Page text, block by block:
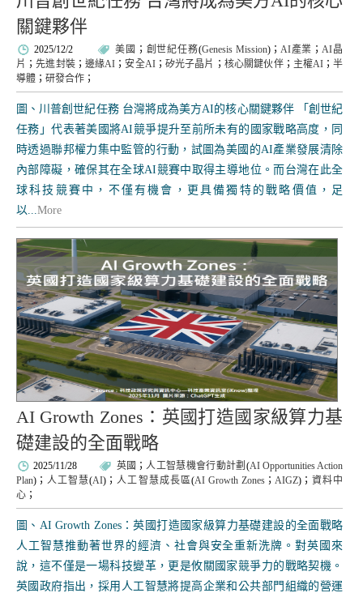
關鍵夥伴
2025/12/2 美國 ； 創世紀任務(Genesis Mission)； AI產業 ；AI晶
片 ；先進封裝； 邊緣AI ；安全AI； 矽光子晶片 ； 核心關鍵伙伴； 主權AI ；半
導體 ； 研發合作 ；
圖、川普創世紀任務 台灣將成為美方AI的核心關鍵夥伴 「創世紀
任務」代表著美國將AI競爭提升至前所未有的國家戰略高度，同
時透過聯邦權力集中監管的行動，試圖為美國的AI產業發展清除
內部障礙，確保其在全球AI競賽中取得主導地位。而台灣在此全
球科技競賽中，不僅有機會，更具備獨特的戰略價值，足
以...More
AI Growth Zones：英國打造國家級算力基
礎建設的全面戰略
2025/11/28 英國 ；人工智慧機會行動計劃 (AI Opportunities Action
Plan)； 人工智慧(AI)； 人工智慧成長區(AI Growth Zones ；AIGZ)； 資料中
心 ；
圖、AI Growth Zones：英國打造國家級算力基礎建設的全面戰略
人工智慧推動著世界的經濟、社會與安全重新洗牌。對英國來
說，這不僅是一場科技變革，更是攸關國家競爭力的戰略契機。
英國政府指出，採用人工智慧將提高企業和公共部門組織的營運